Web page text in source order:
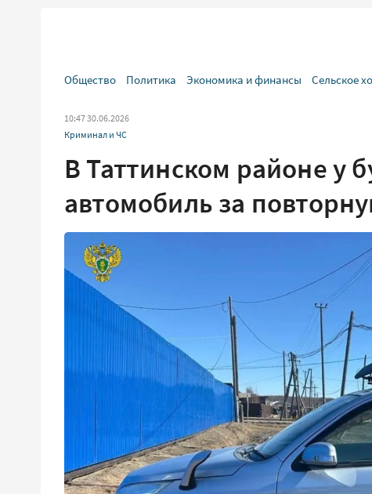
Общество Политика Экономика и финансы Сельское
10:47 30.06.2026
Криминал и ЧС
В Таттинском районе у
автомобиль за